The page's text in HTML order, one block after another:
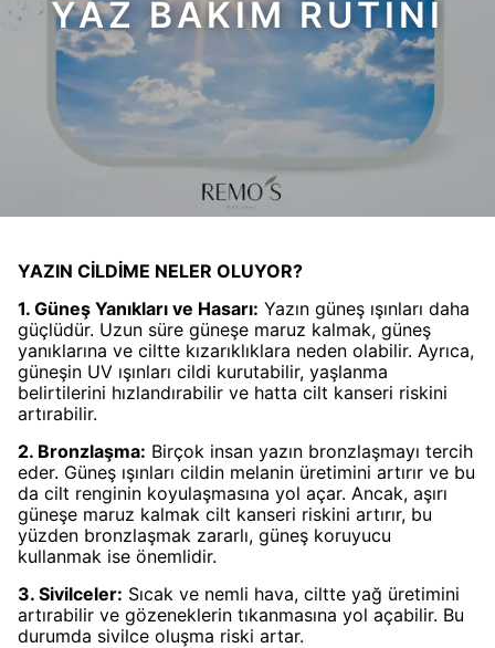
YAZ BAKIM RUTİNİ
YAZIN CİLDİME NELER OLUYOR?
1. Güneş Yanıkları ve Hasarı: Yazın güneş ışınları daha
güçlüdür. Uzun süre güneşe maruz kalmak, güneş
yanıklarına ve ciltte kızarıklıklara neden olabilir. Ayrıca,
güneşin UV ışınları cildi kurutabilir, yaşlanma
belirtilerini hızlandırabilir ve hatta cilt kanseri riskini
artırabilir.
2. Bronzlaşma: Birçok insan yazın bronzlaşmayı tercih
eder. Güneş ışınları cildin melanin üretimini artırır ve bu
da cilt renginin koyulaşmasına yol açar. Ancak, aşırı
güneşe maruz kalmak cilt kanseri riskini artırır, bu
yüzden bronzlaşmak zararlı, güneş koruyucu
kullanmak ise önemlidir.
3. Sivilceler: Sıcak ve nemli hava, ciltte yağ üretimini
artırabilir ve gözeneklerin tıkanmasına yol açabilir. Bu
durumda sivilce oluşma riski artar.